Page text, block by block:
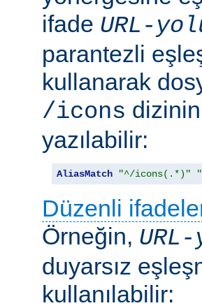
ifade URL-
parantezli
kullanarak
/icons
yazılabilir:
AliasMatch "^/icons(.*)"
Düzenli
Örneğin,
duyarsız
kullanılabilir: